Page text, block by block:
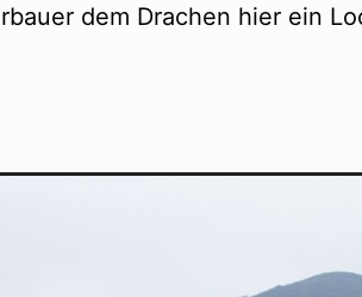
dem Drachen hier ein